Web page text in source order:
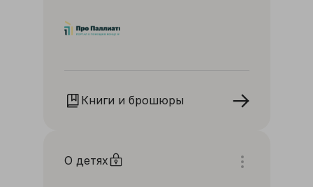
Книги и брошюры
О детях